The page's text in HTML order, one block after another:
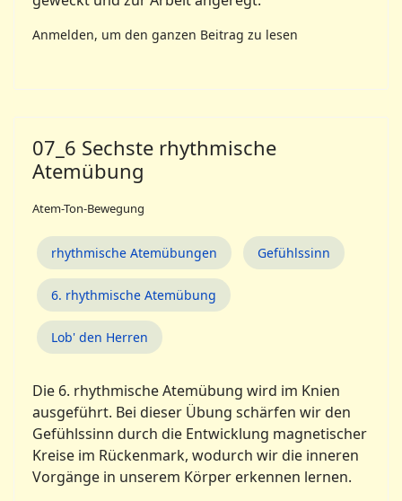
Anmelden, um den ganzen Beitrag zu lesen
07_6 Sechste rhythmische
Atemübung
Atem-Ton-Bewegung
rhythmische Atemübungen Gefühlssinn
6. rhythmische Atemübung
Lob' den Herren
Die 6. rhythmische Atemübung wird im Knien
ausgeführt. Bei dieser Übung schärfen wir den
Gefühlssinn durch die Entwicklung magnetischer
Kreise im Rückenmark, wodurch wir die inneren
Vorgänge in unserem Körper erkennen lernen.